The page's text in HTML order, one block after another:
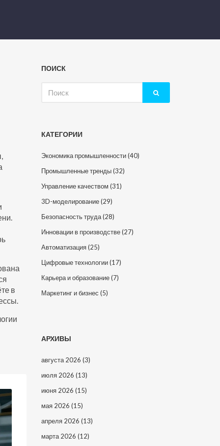
.
в
ПОИСК
КАТЕГОРИИ
Экономика промышленности(40)
Промышленные тренды(32)
Управление качеством (31)
3D-моделирование(29)
Безопасность труда(28)
Инновации в производстве(27)
Автоматизация(25)
Цифровые технологии(17)
Карьера и образование(7)
Маркетинг и бизнес (5)
АРХИВЫ
августа 2026 (3)
июля 2026 (13)
июня 2026 (15)
мая 2026 (15)
апреля 2026 (13)
марта 2026 (12)